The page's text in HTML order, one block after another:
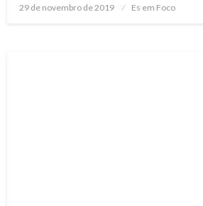
Posted
29 de novembro de 2019 Es em Foco